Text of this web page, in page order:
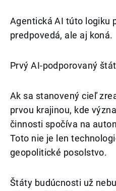
Agentická AI túto logiku
predpovedá, ale aj koná.
Prvý AI-podporovaný
Ak sa stanovený cieľ
prvou krajinou, kde
činnosti spočíva na
Toto nie je len
geopolitické posolstvo.
Štáty budúcnosti už